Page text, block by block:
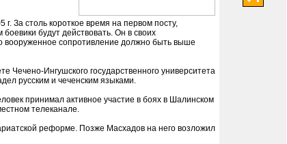
За столь короткое время на первом посту,
будут действовать. Он в своих
вооруженное сопротивление должно быть выше
Чечено-Ингушского государственного университета
русским и чеченским языками.
принимал активное участие в боях в Шалинском
телеканале.
реформе. Позже Масхадов на него возложил